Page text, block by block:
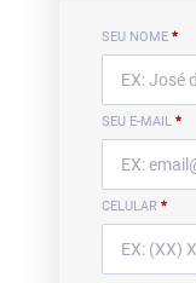
SEU NOME *
SEU E-MAIL *
CELULAR *